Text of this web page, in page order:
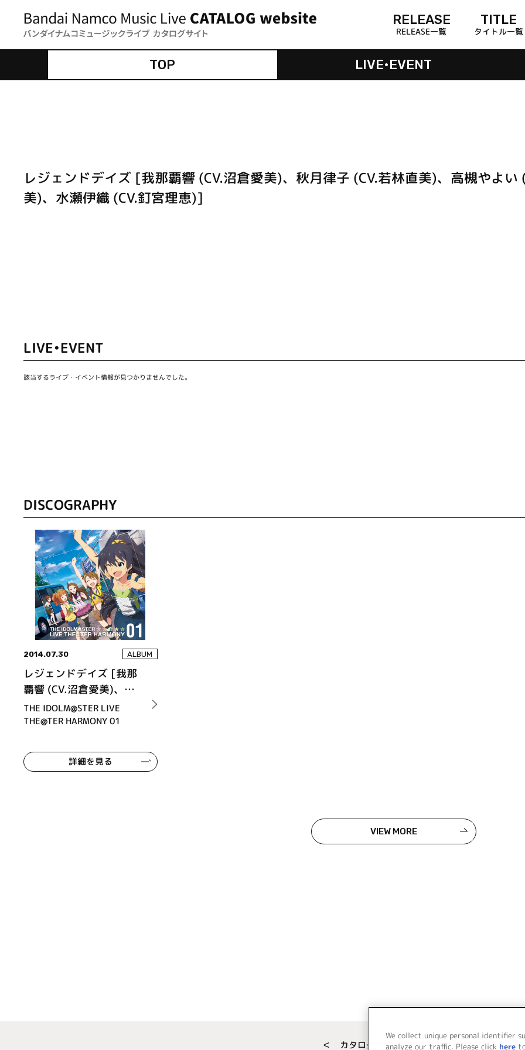
RELEASE
RELEASE一覧
TITLE
タイトル一覧
TOP LIVE•EVENT
レジェンドデイズ [我那覇響 (CV.沼倉愛美)、秋月律子 (CV.若林直美)、高槻やよ
美)、水瀬伊織 (CV.釘宮理恵)]
LIVE•EVENT
該当するライブ・イベント情報が見つかりませんでした。
DISCOGRAPHY
2014.07.30 ALBUM
レジェンドデイズ [我那
覇響 (CV.沼倉愛美)、秋
月律子 (CV.若林直美)、
高槻やよい (CV.仁後真耶
麻美)、水瀬伊織 (CV.釘
宮理恵)]
THE IDOLM@STER LIVE
THE@TER HARMONY 01
詳細を見る
VIEW MORE
＜ カタログサイト トップページへ
We collect unique personal identifier
analyze our traffic. Please click here